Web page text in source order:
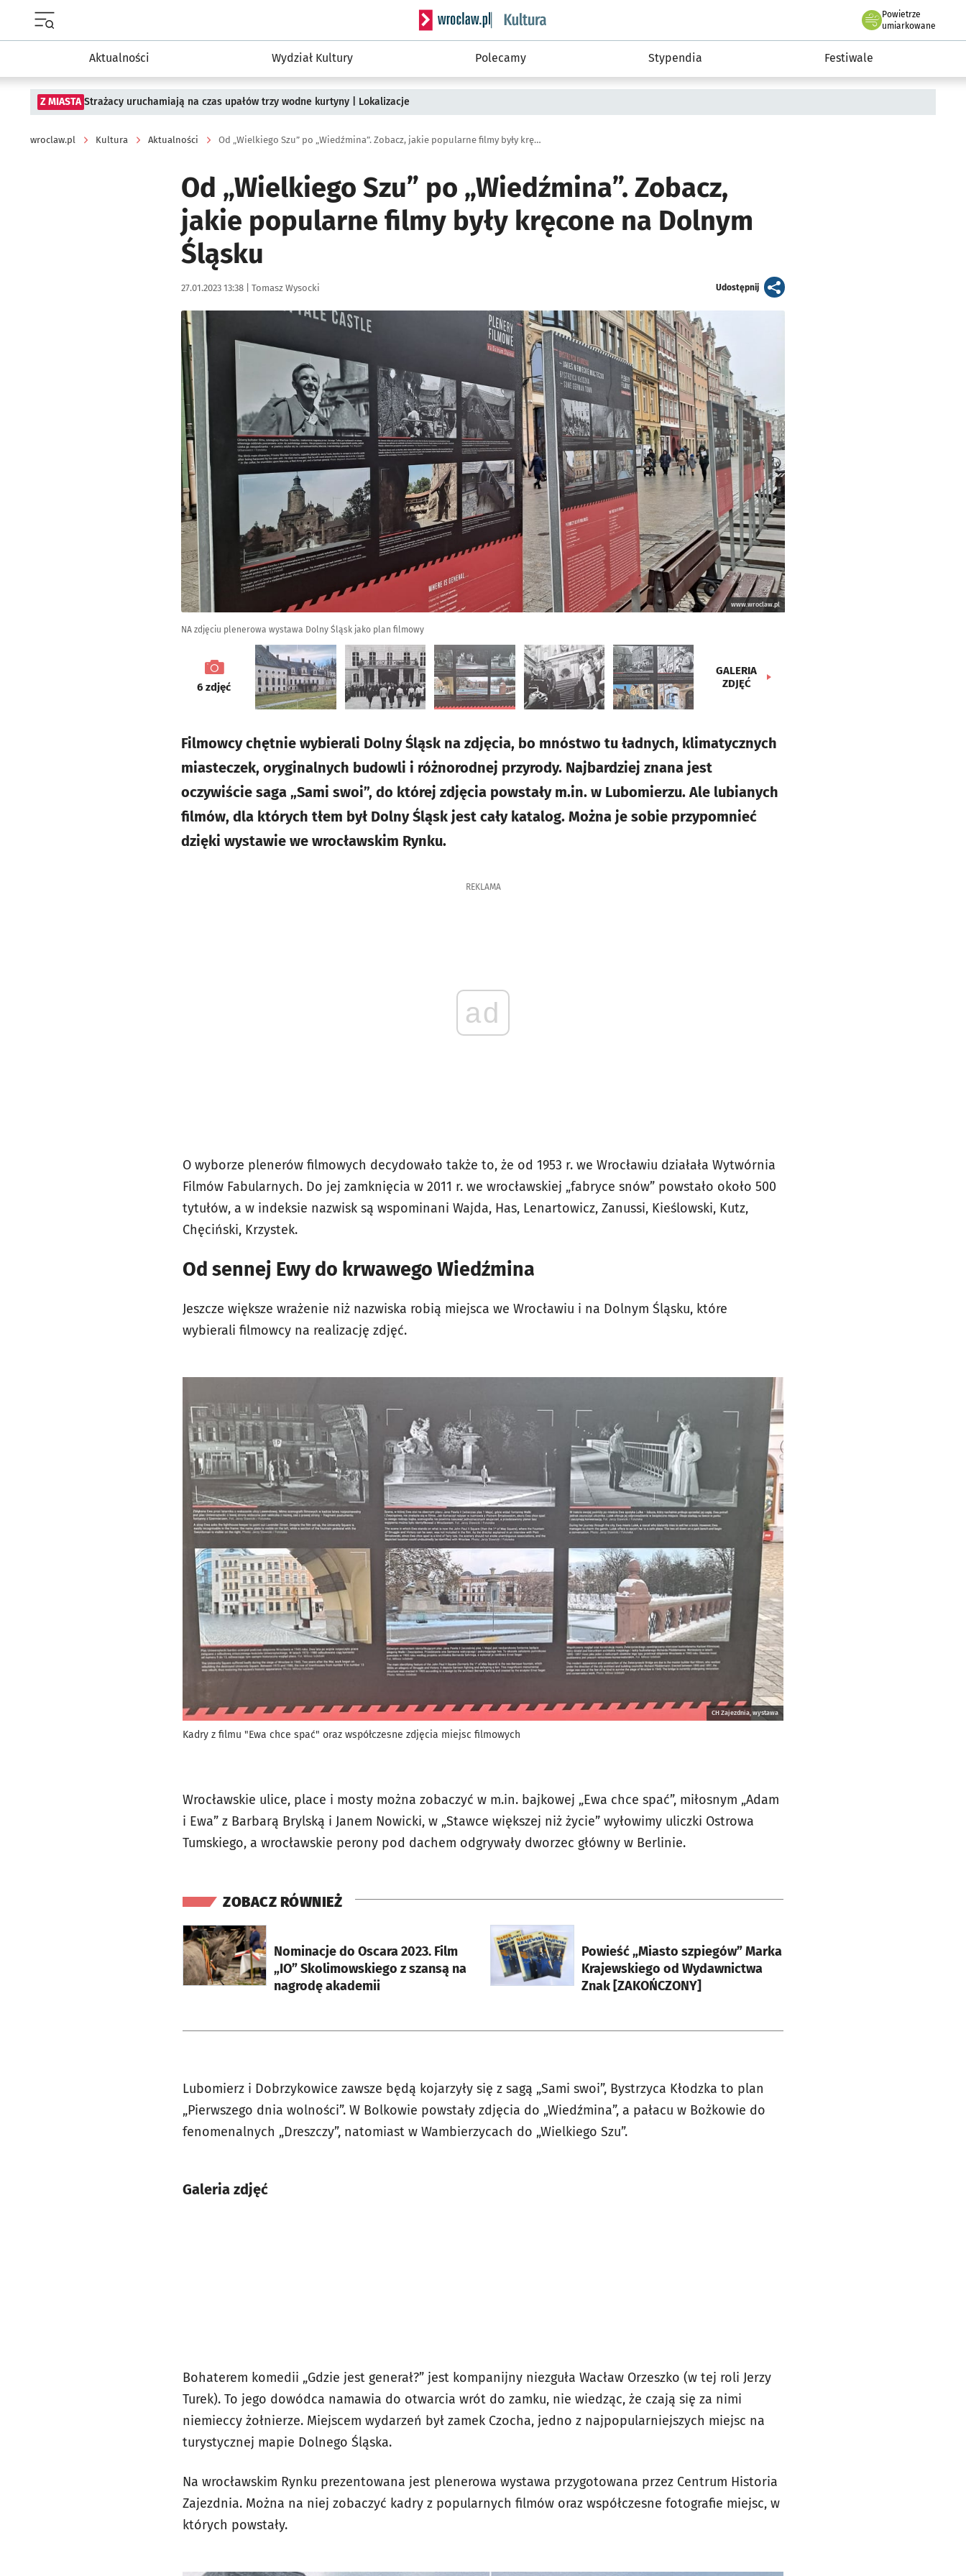
Serwis informacyjny wroclaw.pl podserwis: Kultura
Powietrze
we Wrocławiu
umiarkowane
Aktualności Wydział Kultury Polecamy Stypendia Festiwale
Z MIASTA Strażacy uruchamiają na czas upałów trzy wodne kurtyny | Lokalizacje
wroclaw.pl Kultura Aktualności Od „Wielkiego Szu” po „Wiedźmina”. Zobacz, jakie popularne filmy były kręcone na Dolnym Śląsku
Od „Wielkiego Szu” po „Wiedźmina”. Zobacz,
jakie popularne filmy były kręcone na Dolnym
Śląsku
Data publikacji:
27.01.2023 13:38 | Autor:
Tomasz Wysocki Udostępnijartykuł
Kliknij, aby zobaczyć galerię
www.wroclaw.pl
NA zdjęciu plenerowa wystawa Dolny Śląsk jako plan filmowy
galeria
6 zdjęć
GALERIA
ZDJĘĆ
Filmowcy chętnie wybierali Dolny Śląsk na zdjęcia, bo mnóstwo tu ładnych, klimatycznych
miasteczek, oryginalnych budowli i różnorodnej przyrody. Najbardziej znana jest
oczywiście saga „Sami swoi”, do której zdjęcia powstały m.in. w Lubomierzu. Ale lubianych
filmów, dla których tłem był Dolny Śląsk jest cały katalog. Można je sobie przypomnieć
dzięki wystawie we wrocławskim Rynku.
REKLAMA
ad
O wyborze plenerów filmowych decydowało także to, że od 1953 r. we Wrocławiu działała Wytwórnia
Filmów Fabularnych. Do jej zamknięcia w 2011 r. we wrocławskiej „fabryce snów” powstało około 500
tytułów, a w indeksie nazwisk są wspominani Wajda, Has, Lenartowicz, Zanussi, Kieślowski, Kutz,
Chęciński, Krzystek.
Od sennej Ewy do krwawego Wiedźmina
Jeszcze większe wrażenie niż nazwiska robią miejsca we Wrocławiu i na Dolnym Śląsku, które
wybierali filmowcy na realizację zdjęć.
CH Zajezdnia, wystawa
Kadry z filmu "Ewa chce spać" oraz współczesne zdjęcia miejsc filmowych
Wrocławskie ulice, place i mosty można zobaczyć w m.in. bajkowej „Ewa chce spać”, miłosnym „Adam
i Ewa” z Barbarą Brylską i Janem Nowicki, w „Stawce większej niż życie” wyłowimy uliczki Ostrowa
Tumskiego, a wrocławskie perony pod dachem odgrywały dworzec główny w Berlinie.
ZOBACZ RÓWNIEŻ
Nominacje do Oscara 2023. Film
„IO” Skolimowskiego z szansą na
nagrodę akademii
otworzy się w nowej karcie
Powieść „Miasto szpiegów” Marka
Krajewskiego od Wydawnictwa
Znak [ZAKOŃCZONY]
otworzy się w nowej karcie
Lubomierz i Dobrzykowice zawsze będą kojarzyły się z sagą „Sami swoi”, Bystrzyca Kłodzka to plan
„Pierwszego dnia wolności”. W Bolkowie powstały zdjęcia do „Wiedźmina”, a pałacu w Bożkowie do
fenomenalnych „Dreszczy”, natomiast w Wambierzycach do „Wielkiego Szu”.
Galeria zdjęć
Bohaterem komedii „Gdzie jest generał?” jest kompanijny niezguła Wacław Orzeszko (w tej roli Jerzy
Turek). To jego dowódca namawia do otwarcia wrót do zamku, nie wiedząc, że czają się za nimi
niemieccy żołnierze. Miejscem wydarzeń był zamek Czocha, jedno z najpopularniejszych miejsc na
turystycznej mapie Dolnego Śląska.
Na wrocławskim Rynku prezentowana jest plenerowa wystawa przygotowana przez Centrum Historia
Zajezdnia. Można na niej zobaczyć kadry z popularnych filmów oraz współczesne fotografie miejsc, w
których powstały.